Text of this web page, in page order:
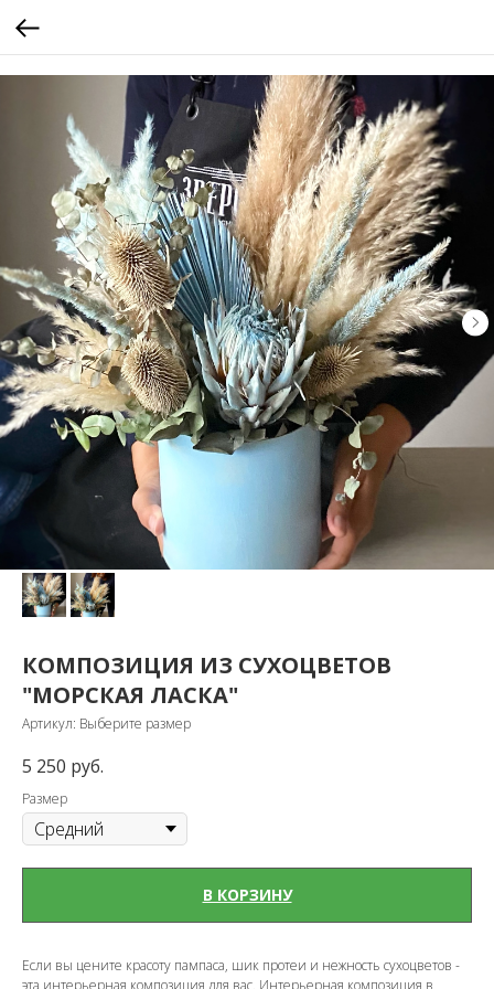
КОМПОЗИЦИЯ ИЗ СУХОЦВЕТОВ
"МОРСКАЯ ЛАСКА"
Артикул: Выберите размер
5 250 руб.
Размер
В КОРЗИНУ
Если вы цените красоту пампаса, шик протеи и нежность сухоцветов -